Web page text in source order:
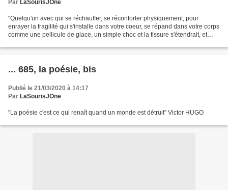
Par LaSourisJOne
"Quelqu'un avec qui se réchauffer, se réconforter physiquement, pour
enrayer la fragilité qui s'installe dans votre coeur, se répand dans votre corps
comme une pellicule de glace, un simple choc et la fissure s'étendrait, et
... 685, la poésie, bis
Publié le 21/03/2020 à 14:17
Par LaSourisJOne
"La poésie c'est ce qui renaît quand un monde est détruit" Victor HUGO